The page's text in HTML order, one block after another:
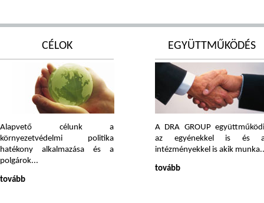
CÉLOK
Alapvető célunk a
környezetvédelmi politika
hatékony alkalmazása és a
polgárok...
tovább
EGYÜTTMŰKÖDÉS
A DRA GROUP
az egyénekkel is és
intézményekkel is akik
tovább